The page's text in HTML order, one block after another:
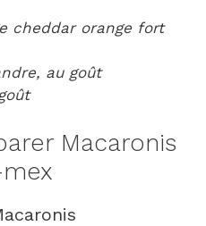
cheddar orange fort
au goût
Macaronis